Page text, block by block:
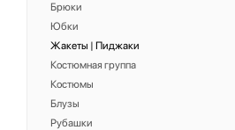
Брюки
Юбки
Жакеты | Пиджаки
Костюмная группа
Костюмы
Блузы
Рубашки